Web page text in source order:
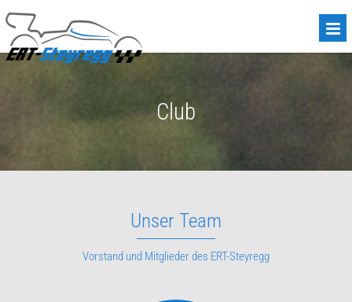
Club
Unser Team
Vorstand und Mitglieder des ERT-Steyregg